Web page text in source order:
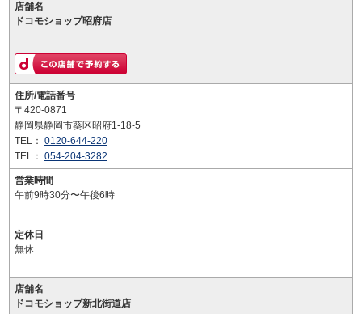
店舗名
ドコモショップ昭府店
住所/電話番号
〒420-0871
静岡県静岡市葵区昭府1-18-5
TEL： 0120-644-220
TEL： 054-204-3282
営業時間
午前9時30分〜午後6時
定休日
無休
店舗名
ドコモショップ新北街道店